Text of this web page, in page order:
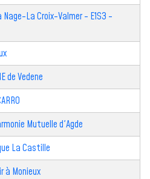
Nage-La Croix-Valmer - E1S3 -
de Vedene
Mutuelle d'Agde
La Castille
à Monieux